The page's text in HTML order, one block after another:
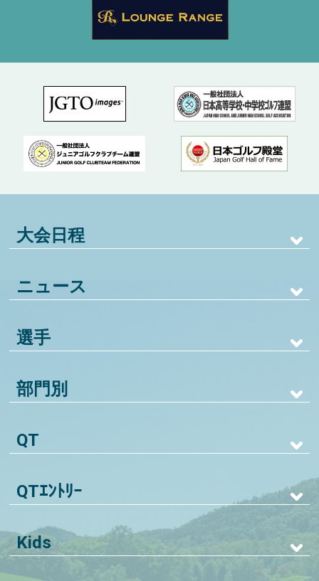
大会日程
ニュース
選手
部門別
QT
QTｴﾝﾄﾘｰ
Kids